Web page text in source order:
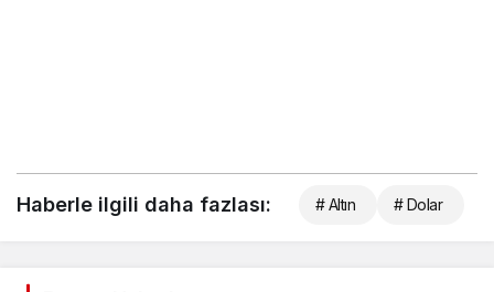
Haberle ilgili daha fazlası: # Altın # Dolar